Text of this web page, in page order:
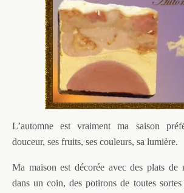
L’automne est vraiment ma saison
douceur, ses fruits, ses couleurs, sa lumière.
Ma maison est décorée avec des plats de
dans un coin, des potirons de toutes